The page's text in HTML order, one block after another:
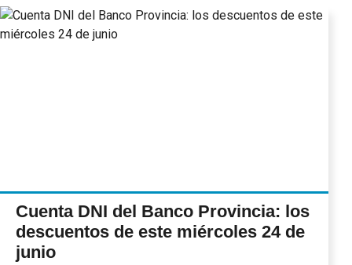
Cuenta DNI del Banco Provincia: los
descuentos de este miércoles 24 de
junio